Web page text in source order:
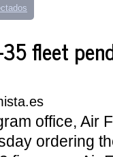
fleet
office, Air
ordering